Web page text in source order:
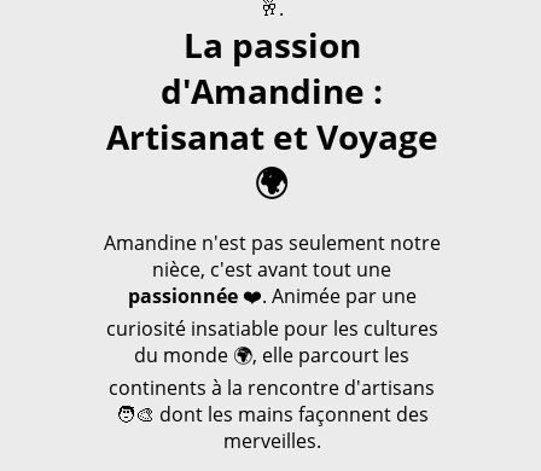
🥂.
La passion
d'Amandine :
Artisanat et Voyage
🌍
Amandine n'est pas seulement notre
nièce, c'est avant tout une
passionnée❤️. Animée par une
curiosité insatiable pour les cultures
du monde 🌍, elle parcourt les
continents à la rencontre d'artisans
🧑‍🎨 dont les mains façonnent des
merveilles.